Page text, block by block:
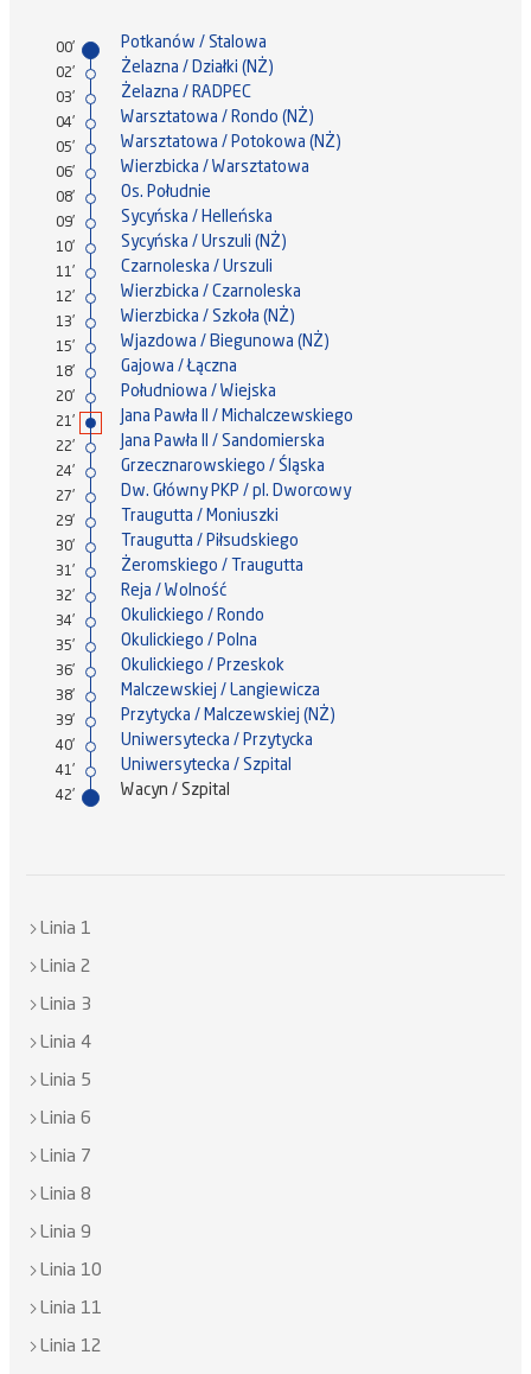
00' Potkanów / Stalowa
02' Żelazna / Działki (NŻ)
03' Żelazna / RADPEC
04' Warsztatowa / Rondo (NŻ)
05' Warsztatowa / Potokowa (NŻ)
06' Wierzbicka / Warsztatowa
08' Os. Południe
09' Sycyńska / Helleńska
10' Sycyńska / Urszuli (NŻ)
11' Czarnoleska / Urszuli
12' Wierzbicka / Czarnoleska
13' Wierzbicka / Szkoła (NŻ)
15' Wjazdowa / Biegunowa (NŻ)
18' Gajowa / Łączna
20' Południowa / Wiejska
21' Jana Pawła II / Michalczewskiego
22' Jana Pawła II / Sandomierska
24' Grzecznarowskiego / Śląska
27' Dw. Główny PKP / pl. Dworcowy
29' Traugutta / Moniuszki
30' Traugutta / Piłsudskiego
31' Żeromskiego / Traugutta
32' Reja / Wolność
34' Okulickiego / Rondo
35' Okulickiego / Polna
36' Okulickiego / Przeskok
38' Malczewskiej / Langiewicza
39' Przytycka / Malczewskiej (NŻ)
40' Uniwersytecka / Przytycka
41' Uniwersytecka / Szpital
42' Wacyn / Szpital
Linia 1
Linia 2
Linia 3
Linia 4
Linia 5
Linia 6
Linia 7
Linia 8
Linia 9
Linia 10
Linia 11
Linia 12